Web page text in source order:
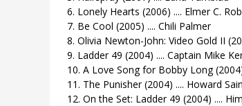
6. Lonely Hearts (2006) .... Elmer C.
7. Be Cool (2005) .... Chili Palmer
8. Olivia Newton-John: Video Gold II
9. Ladder 49 (2004) .... Captain Mike
10. A Love Song for Bobby Long
11. The Punisher (2004) .... Howard
12. On the Set: Ladder 49 (2004) ....